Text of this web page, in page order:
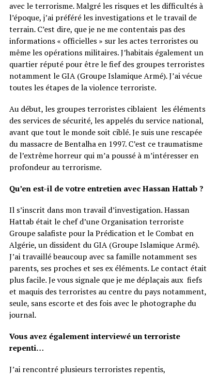
avec le terrorisme. Malgré les risques et les difficultés à
l’époque, j’ai préféré les investigations et le travail de
terrain. C’est dire, que je ne me contentais pas des
informations « officielles » sur les actes terroristes ou
même les opérations militaires. J’habitais également un
quartier réputé pour être le fief des groupes terroristes
notamment le GIA (Groupe Islamique Armé). J’ai vécue
toutes les étapes de la violence terroriste.
Au début, les groupes terroristes ciblaient les éléments
des services de sécurité, les appelés du service national,
avant que tout le monde soit ciblé. Je suis une rescapée
du massacre de Bentalha en 1997. C’est ce traumatisme
de l’extrême horreur qui m’a poussé à m’intéresser en
profondeur au terrorisme.
Qu’en est-il de votre entretien avec Hassan Hattab ?
Il s’inscrit dans mon travail d’investigation. Hassan
Hattab était le chef d’une Organisation terroriste
Groupe salafiste pour la Prédication et le Combat en
Algérie, un dissident du GIA (Groupe Islamique Armé).
J’ai travaillé beaucoup avec sa famille notamment ses
parents, ses proches et ses ex éléments. Le contact était
plus facile. Je vous signale que je me déplaçais aux fiefs
et maquis des terroristes au centre du pays notamment,
seule, sans escorte et des fois avec le photographe du
journal.
Vous avez également interviewé un terroriste
repenti…
J’ai rencontré plusieurs terroristes repentis,